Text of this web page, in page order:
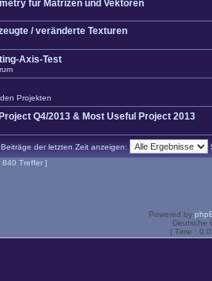
für Matrizen und Vektoren
/ veränderte Texturen
Axis-Test
Projekten
Q4/2013 & Most Useful Project 2013
Beiträge der letzten Zeit anzeigen:
Treffer ]
Powered by
Deutsche
[ Time :